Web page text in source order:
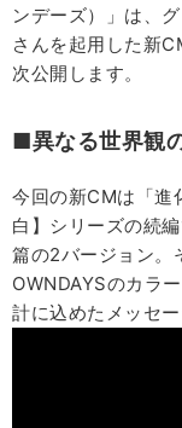
ンデーズ）」は、
さんを起用した新
次公開します。
■異なる世界観
今回の新CMは「進
白】シリーズの続
篇の2バージョン。
OWNDAYSのカラ
計に込めたメッセ